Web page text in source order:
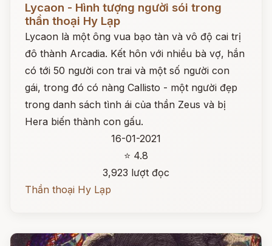
Lycaon - Hình tượng người sói trong
thần thoại Hy Lạp
Lycaon là một ông vua bạo tàn và vô độ cai trị
đô thành Arcadia. Kết hôn với nhiều bà vợ, hắn
có tới 50 người con trai và một số người con
gái, trong đó có nàng Callisto - một người đẹp
trong danh sách tình ái của thần Zeus và bị
Hera biến thành con gấu.
16-01-2021
⭐ 4.8
3,923 lượt đọc
Thần thoại Hy Lạp